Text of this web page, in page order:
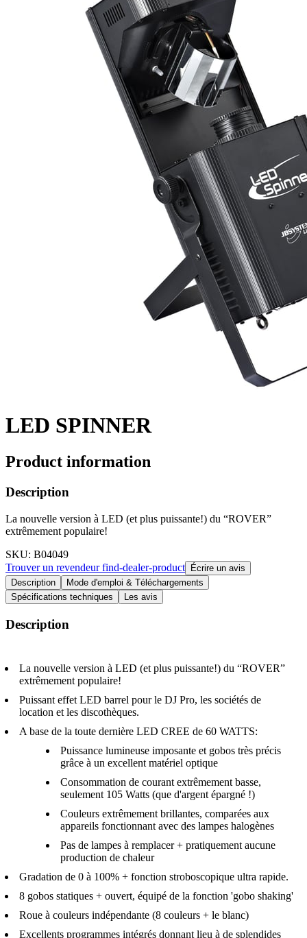
LED SPINNER
Product information
Description
La nouvelle version à LED (et plus puissante!) du “ROVER”
extrêmement populaire!
SKU: B04049
Trouver un revendeurfind-dealer-product
Écrire un avis
Description
Mode d'emploi & Téléchargements
Spécifications techniques
Les avis
Description
La nouvelle version à LED (et plus puissante!) du “ROVER”
extrêmement populaire!
Puissant effet LED barrel pour le DJ Pro, les sociétés de
location et les discothèques.
A base de la toute dernière LED CREE de 60 WATTS:
Puissance lumineuse imposante et gobos très précis
grâce à un excellent matériel optique
Consommation de courant extrêmement basse,
seulement 105 Watts (que d'argent épargné !)
Couleurs extrêmement brillantes, comparées aux
appareils fonctionnant avec des lampes halogènes
Pas de lampes à remplacer + pratiquement aucune
production de chaleur
Gradation de 0 à 100% + fonction stroboscopique ultra rapide.
8 gobos statiques + ouvert, équipé de la fonction 'gobo shaking'
Roue à couleurs indépendante (8 couleurs + le blanc)
Excellents programmes intégrés donnant lieu à de splendides